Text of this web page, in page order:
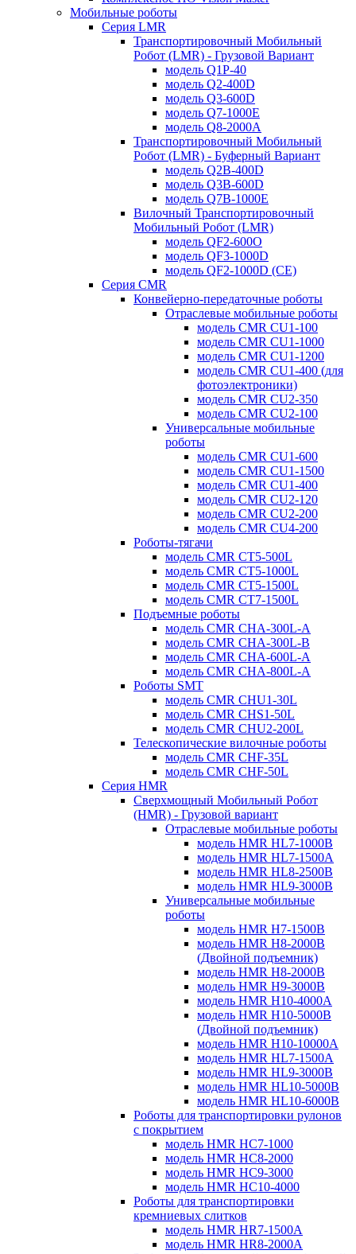
Мобильные роботы
Серия LMR
Транспортировочный Мобильный
Робот (LMR) - Грузовой Вариант
модель Q1P-40
модель Q2-400D
модель Q3-600D
модель Q7-1000E
модель Q8-2000A
Транспортировочный Мобильный
Робот (LMR) - Буферный Вариант
модель Q2B-400D
модель Q3B-600D
модель Q7B-1000E
Вилочный Транспортировочный
Мобильный Робот (LMR)
модель QF2-600O
модель QF3-1000D
модель QF2-1000D (CE)
Серия CMR
Конвейерно-передаточные роботы
Отраслевые мобильные роботы
модель CMR CU1-100
модель CMR CU1-1000
модель CMR CU1-1200
модель CMR CU1-400 (для
фотоэлектроники)
модель CMR CU2-350
модель CMR CU2-100
Универсальные мобильные
роботы
модель CMR CU1-600
модель CMR CU1-1500
модель CMR CU1-400
модель CMR CU2-120
модель CMR CU2-200
модель CMR CU4-200
Роботы-тягачи
модель CMR CT5-500L
модель CMR CT5-1000L
модель CMR CT5-1500L
модель CMR CT7-1500L
Подъемные роботы
модель CMR CHA-300L-A
модель CMR CHA-300L-B
модель CMR CHA-600L-A
модель CMR CHA-800L-A
Роботы SMT
модель CMR CHU1-30L
модель CMR CHS1-50L
модель CMR CHU2-200L
Телескопические вилочные роботы
модель CMR CHF-35L
модель CMR CHF-50L
Серия HMR
Сверхмощный Мобильный Робот
(HMR) - Грузовой вариант
Отраслевые мобильные роботы
модель HMR HL7-1000B
модель HMR HL7-1500A
модель HMR HL8-2500B
модель HMR HL9-3000B
Универсальные мобильные
роботы
модель HMR H7-1500B
модель HMR H8-2000B
(Двойной подъемник)
модель HMR H8-2000B
модель HMR H9-3000B
модель HMR H10-4000A
модель HMR H10-5000B
(Двойной подъемник)
модель HMR H10-10000A
модель HMR HL7-1500A
модель HMR HL9-3000B
модель HMR HL10-5000B
модель HMR HL10-6000B
Роботы для транспортировки рулонов
с покрытием
модель HMR HC7-1000
модель HMR HC8-2000
модель HMR HC9-3000
модель HMR HC10-4000
Роботы для транспортировки
кремниевых слитков
модель HMR HR7-1500A
модель HMR HR8-2000A